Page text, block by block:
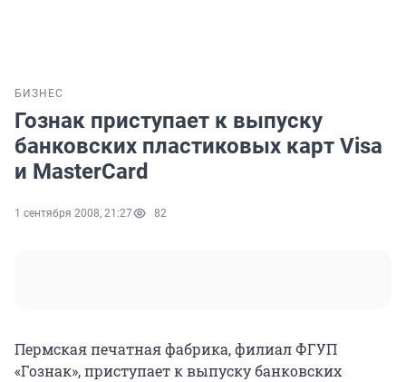
БИЗНЕС
Гознак приступает к выпуску
банковских пластиковых карт Visa
и MasterCard
1 сентября 2008, 21:27 82
Пермская печатная фабрика, филиал ФГУП
«Гознак», приступает к выпуску банковских